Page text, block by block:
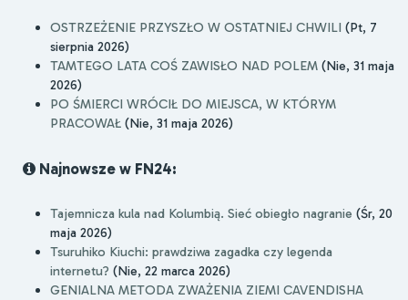
OSTRZEŻENIE PRZYSZŁO W OSTATNIEJ CHWILI (Pt, 7
sierpnia 2026)
TAMTEGO LATA COŚ ZAWISŁO NAD POLEM (Nie, 31 maja
2026)
PO ŚMIERCI WRÓCIŁ DO MIEJSCA, W KTÓRYM
PRACOWAŁ (Nie, 31 maja 2026)
Najnowsze w FN24:
Tajemnicza kula nad Kolumbią. Sieć obiegło nagranie (Śr, 20
maja 2026)
Tsuruhiko Kiuchi: prawdziwa zagadka czy legenda
internetu? (Nie, 22 marca 2026)
GENIALNA METODA ZWAŻENIA ZIEMI CAVENDISHA